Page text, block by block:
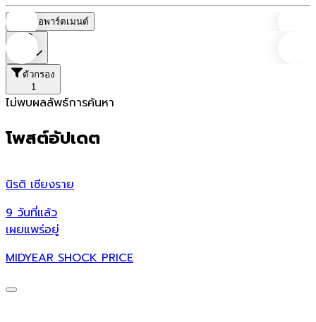
หอพัก/อพาร์ตเมนต์
ตัวกรอง
1
ไม่พบผลลัพธ์การค้นหา
โพสต์อัปเดต
นิรติ เชียงราย
9 วันที่แล้ว
เผยแพร่อยู่
MIDYEAR SHOCK PRICE